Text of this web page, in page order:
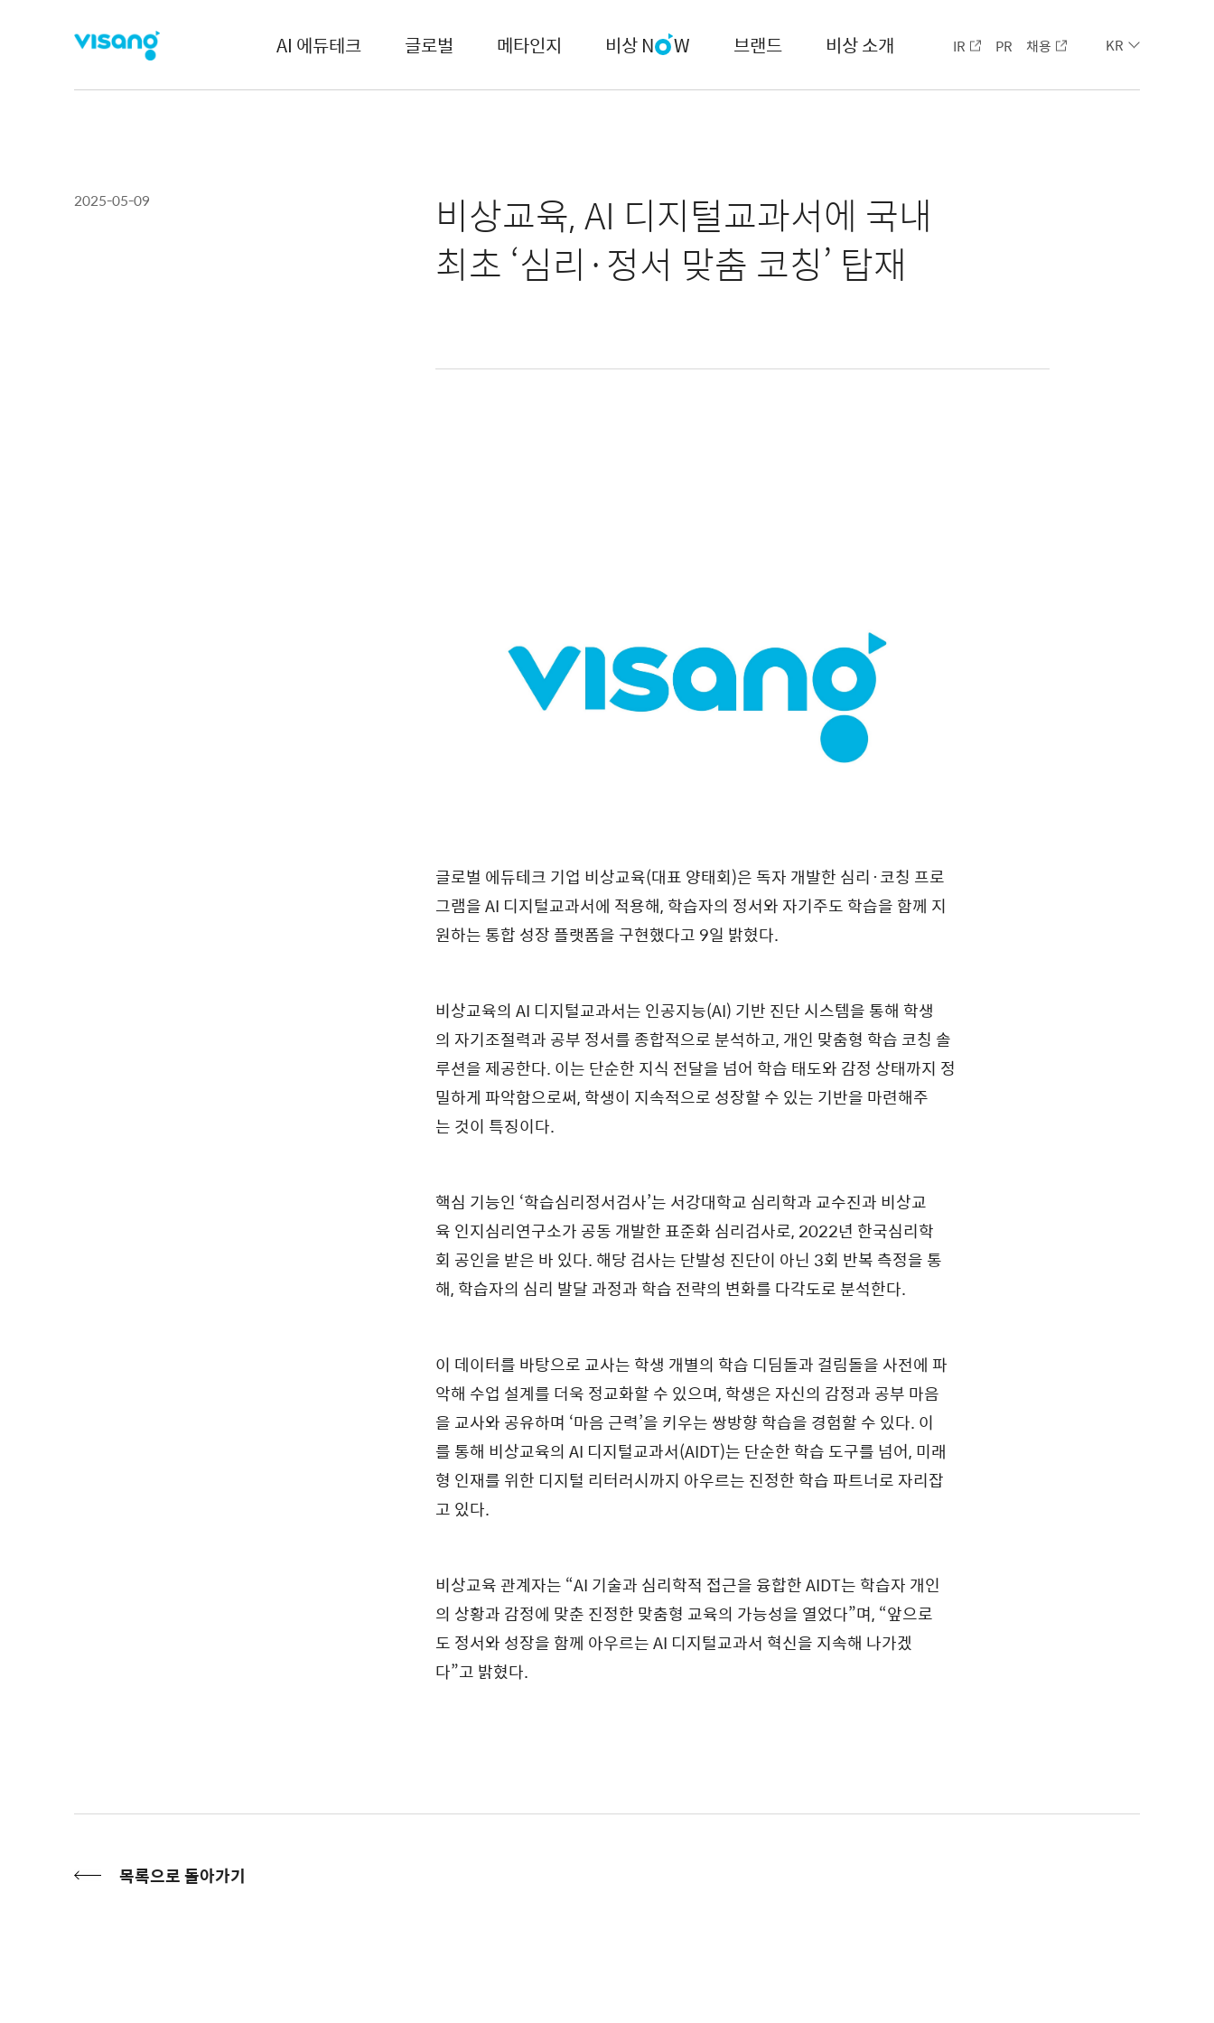
AI 에듀테크 글로벌 메타인지 비상 N W 브랜드 비상 소개 IR PR 채용 KR
2025-05-09
비상교육, AI 디지털교과서에 국내
최초 ‘심리·정서 맞춤 코칭’ 탑재
글로벌 에듀테크 기업 비상교육(대표 양태회)은 독자 개발한 심리·코칭 프로
그램을 AI 디지털교과서에 적용해, 학습자의 정서와 자기주도 학습을 함께 지
원하는 통합 성장 플랫폼을 구현했다고 9일 밝혔다.
비상교육의 AI 디지털교과서는 인공지능(AI) 기반 진단 시스템을 통해 학생
의 자기조절력과 공부 정서를 종합적으로 분석하고, 개인 맞춤형 학습 코칭 솔
루션을 제공한다. 이는 단순한 지식 전달을 넘어 학습 태도와 감정 상태까지 정
밀하게 파악함으로써, 학생이 지속적으로 성장할 수 있는 기반을 마련해주
는 것이 특징이다.
핵심 기능인 ‘학습심리정서검사’는 서강대학교 심리학과 교수진과 비상교
육 인지심리연구소가 공동 개발한 표준화 심리검사로, 2022년 한국심리학
회 공인을 받은 바 있다. 해당 검사는 단발성 진단이 아닌 3회 반복 측정을 통
해, 학습자의 심리 발달 과정과 학습 전략의 변화를 다각도로 분석한다.
이 데이터를 바탕으로 교사는 학생 개별의 학습 디딤돌과 걸림돌을 사전에 파
악해 수업 설계를 더욱 정교화할 수 있으며, 학생은 자신의 감정과 공부 마음
을 교사와 공유하며 ‘마음 근력’을 키우는 쌍방향 학습을 경험할 수 있다. 이
를 통해 비상교육의 AI 디지털교과서(AIDT)는 단순한 학습 도구를 넘어, 미래
형 인재를 위한 디지털 리터러시까지 아우르는 진정한 학습 파트너로 자리잡
고 있다.
비상교육 관계자는 “AI 기술과 심리학적 접근을 융합한 AIDT는 학습자 개인
의 상황과 감정에 맞춘 진정한 맞춤형 교육의 가능성을 열었다”며, “앞으로
도 정서와 성장을 함께 아우르는 AI 디지털교과서 혁신을 지속해 나가겠
다”고 밝혔다.
목록으로 돌아가기